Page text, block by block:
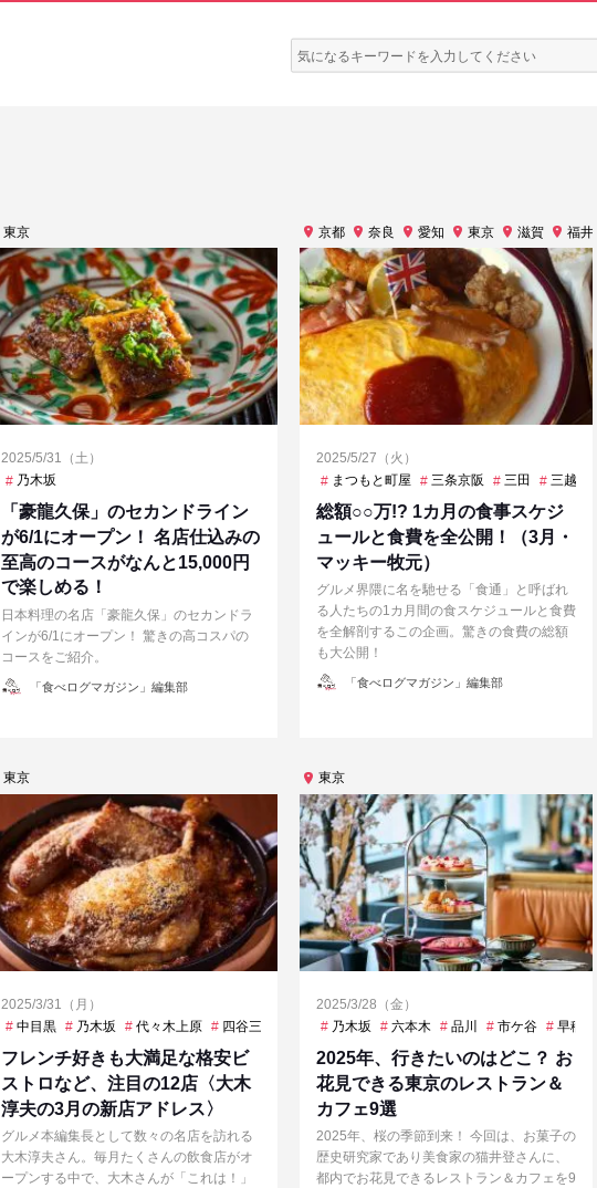
検
索:
東京
2025/5/31（土）
乃木坂
「豪龍久保」のセカンドライン
が6/1にオープン！ 名店仕込みの
至高のコースがなんと15,000円
で楽しめる！
日本料理の名店「豪龍久保」のセカンドラ
インが6/1にオープン！ 驚きの高コスパの
コースをご紹介。
投「食べログマガジン」編集部
京都 奈良 愛知 東京 滋賀 福井
2025/5/27（火）
まつもと町屋
三条京阪 三田 三越前
総額○○万!? 1カ月の食事スケジ
ュールと食費を全公開！（3月・
マッキー牧元）
グルメ界隈に名を馳せる「食通」と呼ばれ
る人たちの1カ月間の食スケジュールと食費
を全解剖するこの企画。驚きの食費の総額
も大公開！
投「食べログマガジン」編集部
大手町 神谷町 虎ノ門ヒルズ
東京
2025/3/31（月）
中目黒
乃木坂 代々木上原 四谷三丁目 大手町 恵比寿 新宿 新宿三丁目 都庁前
フレンチ好きも大満足な格安ビ
ストロなど、注目の12店〈大木
淳夫の3月の新店アドレス〉
グルメ本編集長として数々の名店を訪れる
大木淳夫さん。毎月たくさんの飲食店がオ
ープンする中で、大木さんが「これは！」
東京
2025/3/28（金）
乃木坂
六本木 品川 市ケ谷 早稲田
2025年、行きたいのはどこ？ お
花見できる東京のレストラン＆
カフェ9選
2025年、桜の季節到来！ 今回は、お菓子の
歴史研究家であり美食家の猫井登さんに、
都内でお花見できるレストラン＆カフェを9